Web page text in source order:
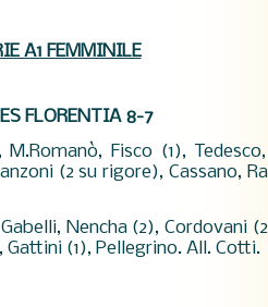
A1 FEMMINILE
FLORENTIA 8-7
M.Romanò, Fisco (1),
(2 su rigore), Cassano,
Nencha (2), Cordovani
Gattini (1), Pellegrino. All. Cotti.